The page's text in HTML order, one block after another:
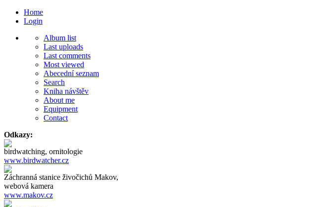
Home
Login
Album list
Last uploads
Last comments
Most viewed
Abecední seznam
Search
Kniha návštěv
About me
Equipment
Contact
Odkazy:
birdwatching, ornitologie
www.birdwatcher.cz
Záchranná stanice živočichů Makov,
webová kamera
www.makov.cz